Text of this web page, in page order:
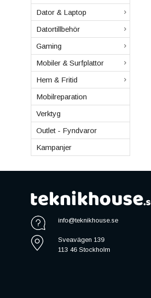
Dator & Laptop
Datortillbehör
Gaming
Mobiler & Surfplattor
Hem & Fritid
Mobilreparation
Verktyg
Outlet - Fyndvaror
Kampanjer
info@teknikhouse.se
Sveavägen 139
113 46 Stockholm